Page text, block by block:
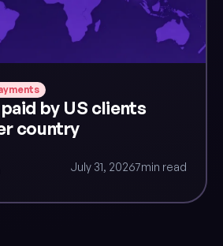
by US clients
country
July 31, 20267min read